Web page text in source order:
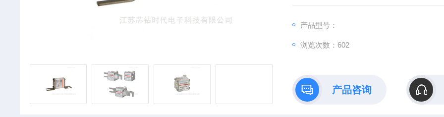
产品型号：
浏览次数：602
产品咨询